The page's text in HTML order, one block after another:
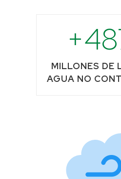
MILLONES DE
AGUA NO